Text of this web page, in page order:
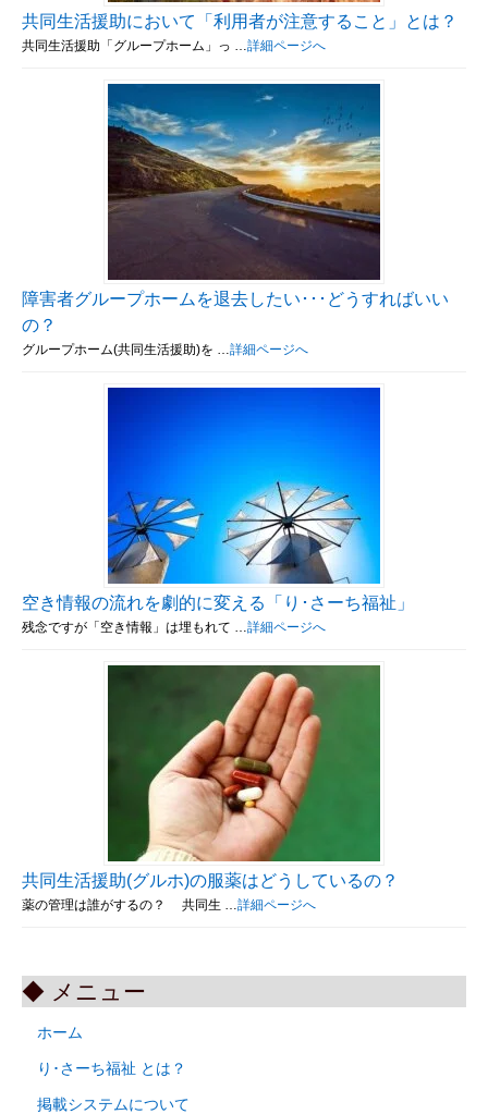
共同生活援助において「利用者が注意すること」とは？
共同生活援助「グループホーム」っ … 詳細ページへ
障害者グループホームを退去したい･･･どうすればいい
の？
グループホーム(共同生活援助)を … 詳細ページへ
空き情報の流れを劇的に変える「り･さーち福祉」
残念ですが「空き情報」は埋もれて … 詳細ページへ
共同生活援助(グルホ)の服薬はどうしているの？
薬の管理は誰がするの？ 共同生 … 詳細ページへ
◆ メニュー
ホーム
り･さーち福祉 とは？
掲載システムについて